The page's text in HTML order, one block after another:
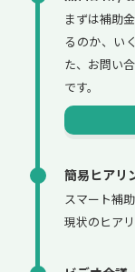
まずは補助
るのか、い
た、お問い
です。
簡易ヒアリ
スマート補
現状のヒア